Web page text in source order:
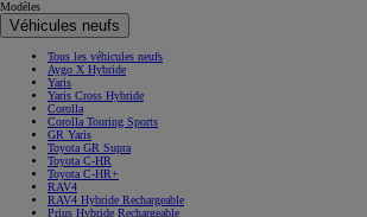
Modèles
Véhicules neufs
Tous les véhicules neufs
Aygo X Hybride
Yaris
Yaris Cross Hybride
Corolla
Corolla Touring Sports
GR Yaris
Toyota GR Supra
Toyota C-HR
Toyota C-HR+
RAV4
RAV4 Hybride Rechargeable
Prius Hybride Rechargeable